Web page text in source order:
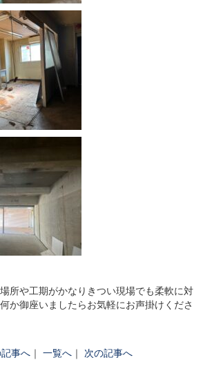
所や工期がかなりきつい現場でも柔軟に対
か御座いましたらお気軽にお声掛けくださ
事へ ｜ 一覧へ ｜ 次の記事へ